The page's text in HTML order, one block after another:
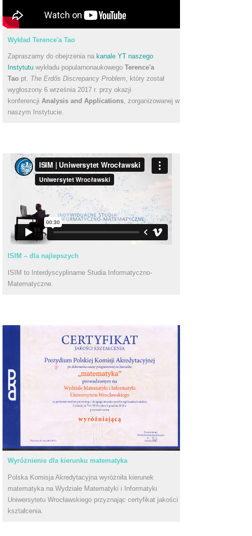
Wykład Terence'a Tao
Zapraszamy do obejrzenia na kanale YT naszego
Instytutu wykładu popularnonaukowego Terence'a
Tao pt. The Erdős Discrepancy Problem , który został
wygłoszony 6 września 2017 r. przy okazji
konferencji Analysis and Applications , zorganizowanej w
naszym Instytucie.
ISIM – dla najlepszych
ISIM to Interdyscyplinarne Studia Informatyczno-
Matematyczne.
Wyróżnienie dla kierunku matematyka
Polska Komisja Akredytacyjna wyróżniła kierunek
matematyka na Wydziale Matematyki i Informatyki
Uniwersytetu Wrocławskiego przyznając certyfikat jakości
kształcenia.